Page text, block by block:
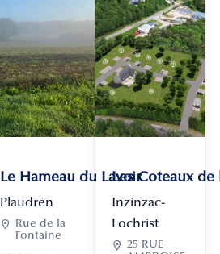
Le Hameau du Lavoir
Plaudren

Rue de la
Fontaine
Les Coteaux
Inzinzac-
Lochrist
 25 RUE